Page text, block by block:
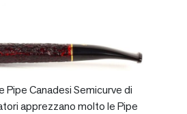
Pipe Canadesi Semicurve di
apprezzano molto le Pipe